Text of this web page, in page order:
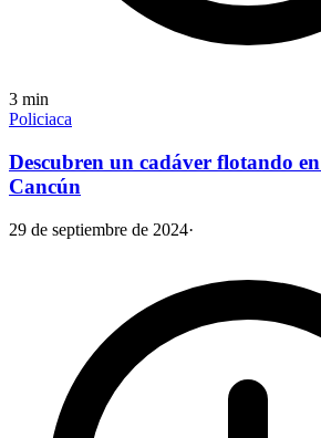
3 min
Policiaca
Descubren un cadáver flotando
Cancún
29 de septiembre de 2024·